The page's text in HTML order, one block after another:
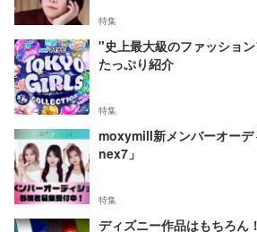
特集
"史上最大級のファッショ
たっぷり紹介
特集
moxymill新メンバーオー
nex7」
特集
ディズニー作品はもちろん